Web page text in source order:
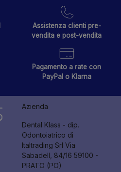
Assistenza clienti pre-
vendita e post-vendita
Pagamento a rate con
PayPal o Klarna
Azienda
Dental Klass - dip.
Odontoiatrico di
Italtrading Srl Via
Sabadell, 84/16 59100 -
PRATO (PO)